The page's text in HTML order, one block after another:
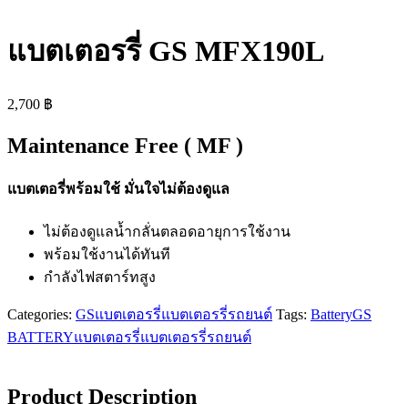
แบตเตอรรี่ GS MFX190L
2,700 ฿
Maintenance Free ( MF )
แบตเตอรี่พร้อมใช้ มั่นใจไม่ต้องดูแล
ไม่ต้องดูแลน้ำกลั่นตลอดอายุการใช้งาน
พร้อมใช้งานได้ทันที
กำลังไฟสตาร์ทสูง
Categories: GSแบตเตอรรี่แบตเตอรรี่รถยนต์ Tags: BatteryGS
BATTERYแบตเตอรรี่แบตเตอรรี่รถยนต์
Product Description